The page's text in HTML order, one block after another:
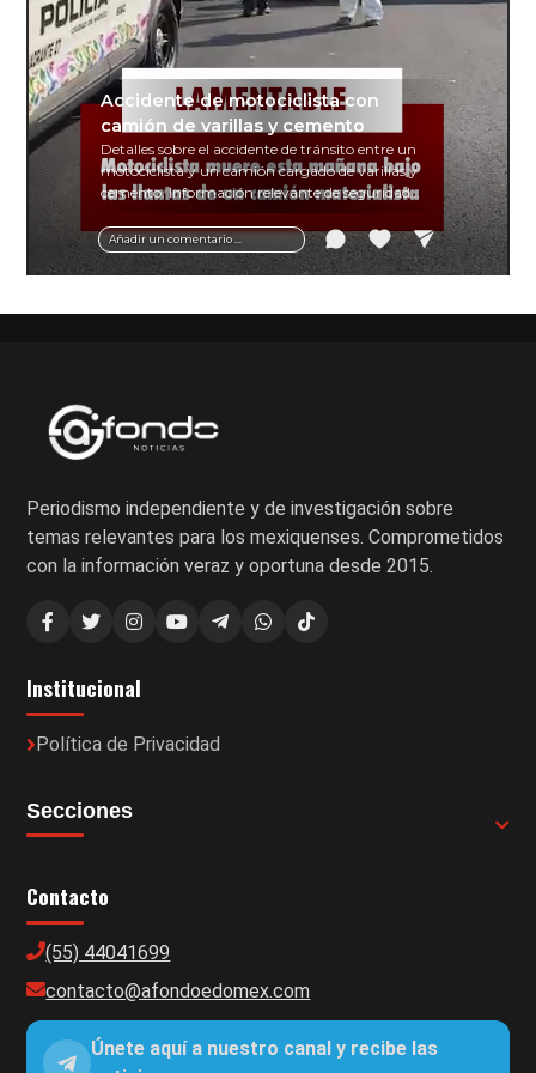
Añadir un comentario ...
Accidente de motociclista con
camión de varillas y cemento
Detalles sobre el accidente de tránsito entre un
motociclista y un camión cargado de varillas y
cemento. Información relevante de seguridad
vial y recomendaciones para motociclistas.
Periodismo independiente y de investigación sobre
temas relevantes para los mexiquenses. Comprometidos
con la información veraz y oportuna desde 2015.
Institucional
Política de Privacidad
Secciones
Contacto
(55) 44041699
contacto@afondoedomex.com
Únete aquí a nuestro canal y recibe las